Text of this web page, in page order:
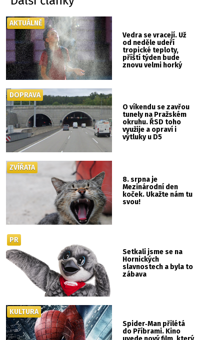
Vedra se vracejí. Už
od neděle udeří
tropické teploty,
příští týden bude
znovu velmi horký
AKTUÁLNĚ
O víkendu se zavřou
tunely na Pražském
okruhu. ŘSD toho
využije a opraví i
výtluky u D5
DOPRAVA
8. srpna je
Mezinárodní den
koček. Ukažte nám tu
svou!
ZVÍŘATA
Setkali jsme se na
Hornických
slavnostech a byla to
zábava
PR
Spider‑Man přilétá
do Příbrami. Kino
KULTURA